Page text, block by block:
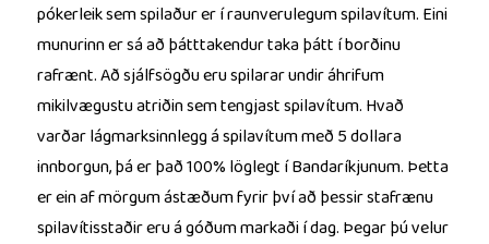
pókerleik sem spilaður er í raunverulegum spilavítum. Eini
munurinn er sá að þátttakendur taka þátt í borðinu
rafrænt. Að sjálfsögðu eru spilarar undir áhrifum
mikilvægustu atriðin sem tengjast spilavítum. Hvað
varðar lágmarksinnlegg á spilavítum með 5 dollara
innborgun, þá er það 100% löglegt í Bandaríkjunum. Þetta
er ein af mörgum ástæðum fyrir því að þessir stafrænu
spilavítisstaðir eru á góðum markaði í dag. Þegar þú velur